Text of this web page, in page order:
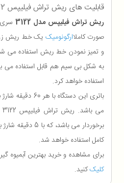
قابلیت های ریش تراش فیلیپس 3122
ریش تراش فیلیپس مدل 3122
صورت کاملاارگونومیک یک خط ریش زن
و تمیز نمودن خط ریش استفاده می
به شکل بی سیم هم قابل استفاده می
استفاده خواهد کرد.
باتری این
برخوردار می
کامل استفاده خواهد شد.
برای مشاهده و خرید بهترین آبمیوه
کلیککنید.